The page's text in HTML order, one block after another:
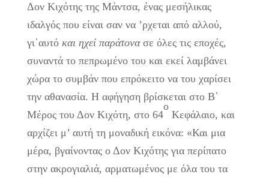
Δον Κιχότης της Μάντσα, ένας μεσήλικας
ιδαλγός που είναι σαν να ’ρχεται από αλλού,
γι΄αυτό και ηχεί παράτονασε όλες τις εποχές,
συναντά το πεπρωμένο του και εκεί λαμβάνει
χώρα το συμβάν που επρόκειτο να του χαρίσει
την αθανασία. Η αφήγηση βρίσκεται στο Β΄
Μέρος του Δον Κιχότη, στο 64
ο
Κεφάλαιο, και
αρχίζει μ’ αυτή τη μοναδική εικόνα: «Και μια
μέρα, βγαίνοντας ο Δον Κιχότης για περίπατο
στην ακρογιαλιά, αρματωμένος με όλα του τα